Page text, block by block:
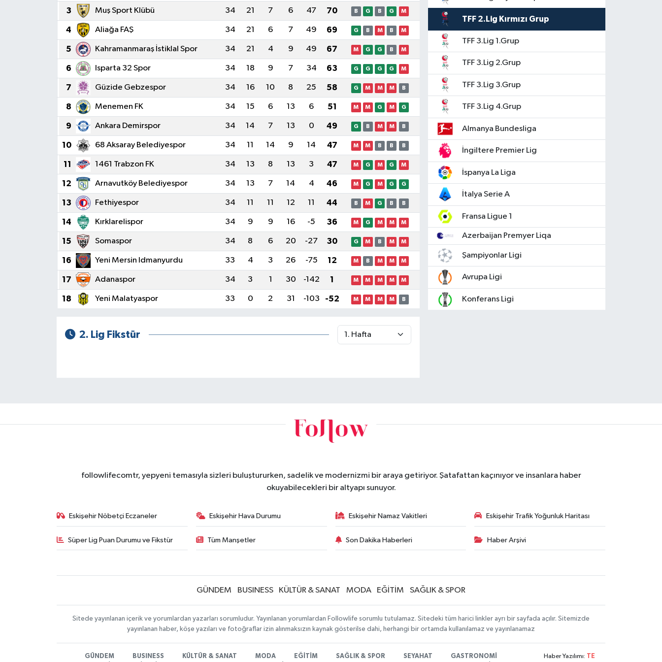
3 Muş Sport Klübü 34 21 7 6 47 70 B G B G M
4 Aliağa FAŞ 34 21 6 7 49 69 G B M B M
5 Kahramanmaraş İstiklal Spor 34 21 4 9 49 67 M G G B M
6 Isparta 32 Spor 34 18 9 7 34 63 G G G G M
7 Güzide Gebzespor 34 16 10 8 25 58 G M M M B
8 Menemen FK 34 15 6 13 6 51 M M G M G
9 Ankara Demirspor 34 14 7 13 0 49 G B M M B
10 68 Aksaray Belediyespor 34 11 14 9 14 47 M M B B B
11 1461 Trabzon FK 34 13 8 13 3 47 M G M G M
12 Arnavutköy Belediyespor 34 13 7 14 4 46 M G M G G
13 Fethiyespor 34 11 11 12 11 44 B M G B B
14 Kırklarelispor 34 9 9 16 -5 36 M G M M M
15 Somaspor 34 8 6 20 -27 30 G M B M M
16 Yeni Mersin Idmanyurdu 33 4 3 26 -75 12 M B M M M
17 Adanaspor 34 3 1 30 -142 1 M M M M M
18 Yeni Malatyaspor 33 0 2 31 -103 -52 M M M M B
2. Lig Fikstür
TFF 2.Lig Kırmızı Grup
TFF 3.Lig 1.Grup
TFF 3.Lig 2.Grup
TFF 3.Lig 3.Grup
TFF 3.Lig 4.Grup
Almanya Bundesliga
İngiltere Premier Lig
İspanya La Liga
İtalya Serie A
Fransa Ligue 1
Azerbaijan Premyer Liqa
Şampiyonlar Ligi
Avrupa Ligi
Konferans Ligi
followlifecomtr, yepyeni temasıyla sizleri buluştururken, sadelik ve modernizmi bir araya getiriyor. Şatafattan kaçınıyor ve insanlara haber
okuyabilecekleri bir altyapı sunuyor.
Eskişehir Nöbetçi Eczaneler Eskişehir Hava Durumu Eskişehir Namaz Vakitleri Eskişehir Trafik Yoğunluk Haritası
Süper Lig Puan Durumu ve Fikstür Tüm Manşetler Son Dakika Haberleri Haber Arşivi
GÜNDEM BUSINESS KÜLTÜR & SANAT MODA EĞİTİM SAĞLIK & SPOR
Sitede yayınlanan içerik ve yorumlardan yazarları sorumludur. Yayınlanan yorumlardan Followlife sorumlu tutulamaz. Sitedeki tüm harici linkler ayrı bir sayfada açılır. Sitemizde
yayınlanan haber, köşe yazıları ve fotoğraflar izin alınmaksızın kaynak gösterilse dahi, herhangi bir ortamda kullanılamaz ve yayınlanamaz
GÜNDEM BUSINESS KÜLTÜR & SANAT MODA EĞİTİM SAĞLIK & SPOR SEYAHAT GASTRONOMİ Haber Yazılımı: TE